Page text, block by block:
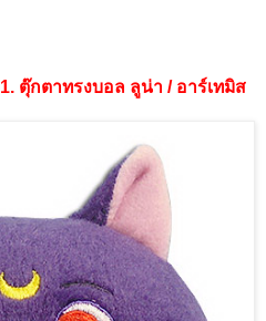
1. ตุ๊กตาทรงบอล ลูน่า / อาร์เทมิส